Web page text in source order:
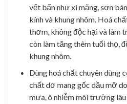
vết bẩn như xi măng, sơn
kính và khung nhôm. Hoá
thơm, không độc hại và làm
còn làm tăng thêm tuổi thọ,
khung nhôm.
Dùng hoá chất chuyên dùng
chất dơ mang gốc dầu mỡ
mưa, ô nhiễm môi trường lâu